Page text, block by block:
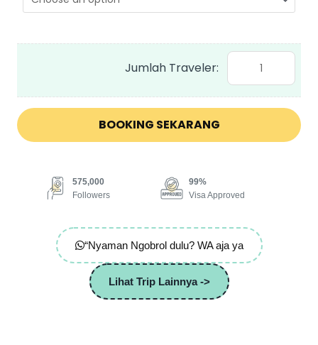
a
Tokyo
Kyoto
Airlines
BOOKING SEKARANG
575,000
Followers
99%
Visa Approved
“Nyaman Ngobrol dulu? WA aja ya
Lihat Trip Lainnya ->